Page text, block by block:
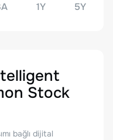
1Y 5Y
Stock
bağlı dijital